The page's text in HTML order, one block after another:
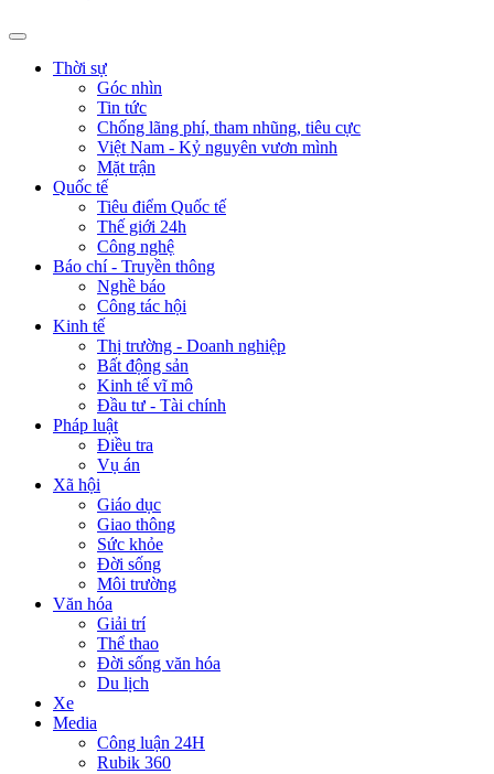
Thời sự
Góc nhìn
Tin tức
Chống lãng phí, tham nhũng, tiêu cực
Việt Nam - Kỷ nguyên vươn mình
Mặt trận
Quốc tế
Tiêu điểm Quốc tế
Thế giới 24h
Công nghệ
Báo chí - Truyền thông
Nghề báo
Công tác hội
Kinh tế
Thị trường - Doanh nghiệp
Bất động sản
Kinh tế vĩ mô
Đầu tư - Tài chính
Pháp luật
Điều tra
Vụ án
Xã hội
Giáo dục
Giao thông
Sức khỏe
Đời sống
Môi trường
Văn hóa
Giải trí
Thể thao
Đời sống văn hóa
Du lịch
Xe
Media
Công luận 24H
Rubik 360